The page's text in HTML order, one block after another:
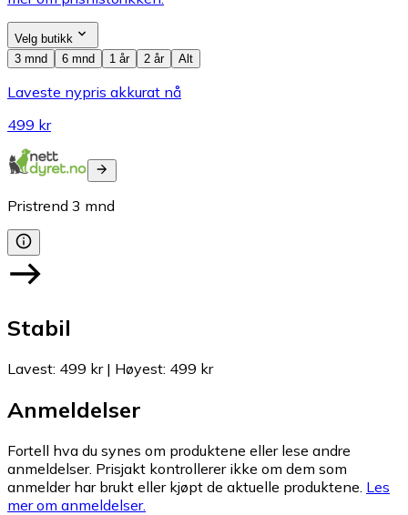
Velg butikk
3 mnd
6 mnd 1 år 2 år Alt
Laveste nypris akkurat nå
499 kr
Pristrend 3 mnd
Stabil
Lavest: 499 kr| Høyest: 499 kr
Anmeldelser
Fortell hva du synes om produktene eller lese andre
anmeldelser. Prisjakt kontrollerer ikke om dem som
anmelder har brukt eller kjøpt de aktuelle produktene. Les
mer om anmeldelser.